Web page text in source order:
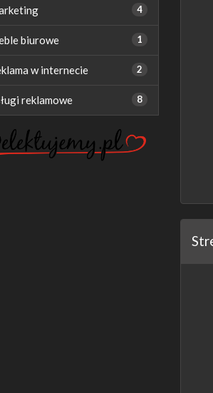
4
1
biurowe
2
w internecie
8
reklamowe